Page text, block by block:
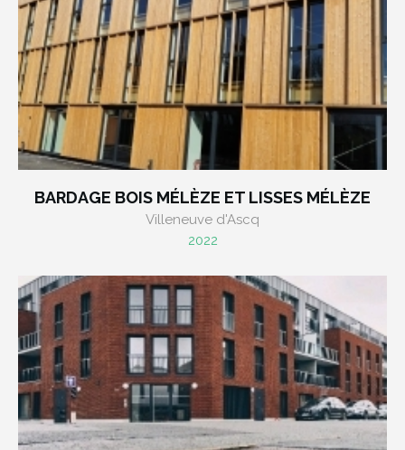
BARDAGE BOIS MÉLÈZE ET LISSES MÉLÈZE
Villeneuve d'Ascq
2022